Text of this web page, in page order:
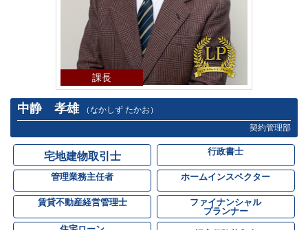
課長
中静 孝雄
（なかしず たかお）
契約管理部
宅地建物取引士 行政書士
管理業務主任者 ホームインスペクター
賃貸不動産経営管理士
ファイナンシャル
プランナー